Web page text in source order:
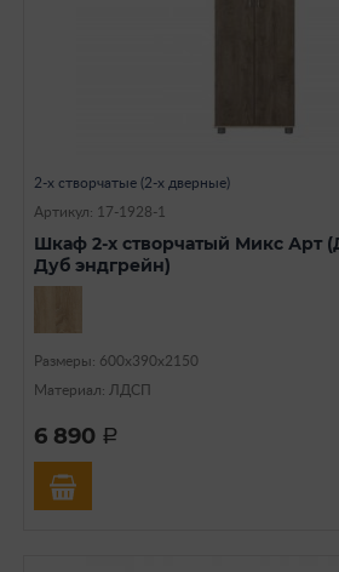
2-х створчатые (2-х дверные)
Артикул: 17-1928-1
Шкаф 2-х створчатый Микс Арт
Дуб эндгрейн)
Размеры: 600х390х2150
Материал: ЛДСП
6 890 a